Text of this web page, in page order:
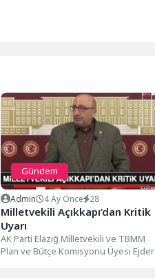
Gündem
Admin 4 Ay Önce 28
Milletvekili Açıkkapı’dan Kritik
Uyarı
AK Parti Elazığ Milletvekili ve TBMM
Plan ve Bütçe Komisyonu Üyesi Ejder